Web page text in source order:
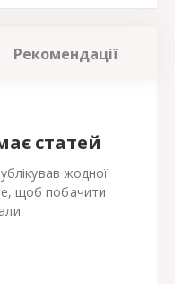
Рекомендації
статей
жодної
щоб побачити